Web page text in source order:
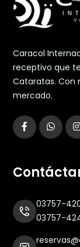
Caracol
receptivo que te
Cataratas. Con
mercado.
03757-
03757-